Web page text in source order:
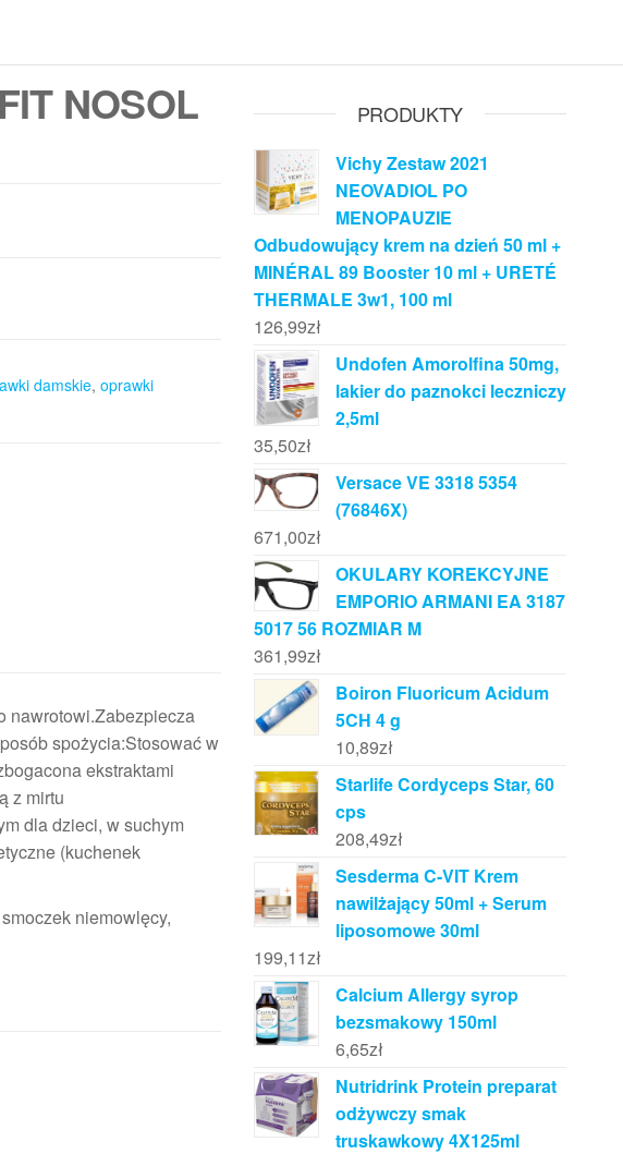
NOSOL
damskie, oprawki
nawrotowi.Zabezpiecza
spożycia:Stosować w
ekstraktami
z mirtu
dla dzieci, w suchym
(kuchenek
niemowlęcy,
PRODUKTY
Vichy Zestaw 2021
NEOVADIOL PO
MENOPAUZIE
Odbudowujący krem na dzień 50 ml +
MINÉRAL 89 Booster 10 ml + URETÉ
THERMALE 3w1, 100 ml
126,99zł
Undofen Amorolfina 50mg,
lakier do paznokci leczniczy
2,5ml
35,50zł
Versace VE 3318 5354
(76846X)
671,00zł
OKULARY KOREKCYJNE
EMPORIO ARMANI EA 3187
5017 56 ROZMIAR M
361,99zł
Boiron Fluoricum Acidum
5CH 4 g
10,89zł
Starlife Cordyceps Star, 60
cps
208,49zł
Sesderma C-VIT Krem
nawilżający 50ml + Serum
liposomowe 30ml
199,11zł
Calcium Allergy syrop
bezsmakowy 150ml
6,65zł
Nutridrink Protein preparat
odżywczy smak
truskawkowy 4X125ml